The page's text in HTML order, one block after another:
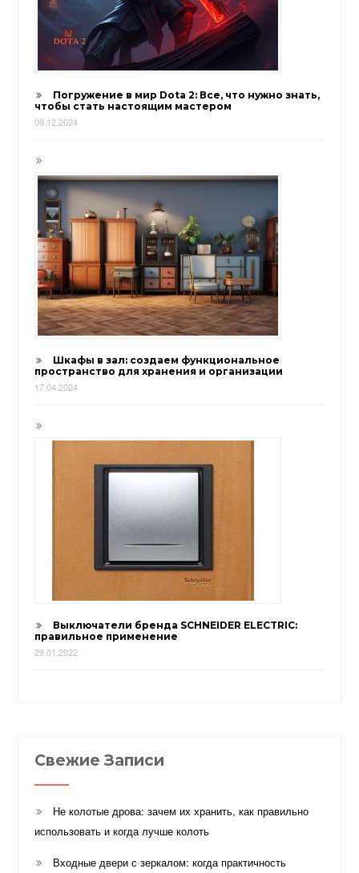
Погружение в мир Dota 2: Все, что нужно знать,
чтобы стать настоящим мастером
09.12.2024
Шкафы в зал: создаем функциональное
пространство для хранения и организации
17.04.2024
Выключатели бренда SCHNEIDER ELECTRIC:
правильное применение
29.01.2022
Свежие Записи
Не колотые дрова: зачем их хранить, как правильно
использовать и когда лучше колоть
Входные двери с зеркалом: когда практичность